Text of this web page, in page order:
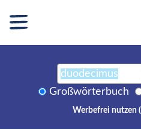
Großwörterbuch
Werbefrei nutzen